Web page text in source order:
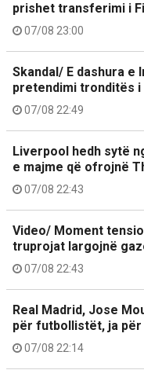
prishet transferimi i
07/08 23:00
Skandal/ E dashura e
pretendimi tronditës i
07/08 22:49
Liverpool hedh sytë
e majme që ofrojnë
07/08 22:43
Video/ Moment
truprojat largojnë
07/08 22:43
Real Madrid, Jose
për futbollistët, ja
07/08 22:14